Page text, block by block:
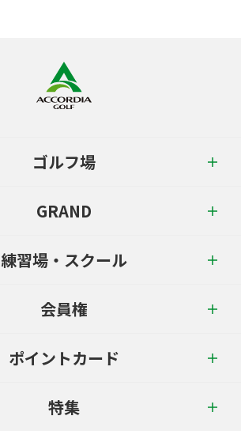
ゴルフ場
GRAND
練習場・スクール
会員権
ポイントカード
特集